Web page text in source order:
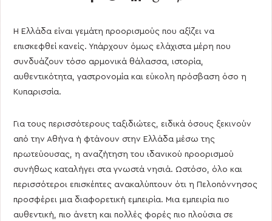
Η Ελλάδα είναι γεμάτη προορισμούς που αξίζει να
επισκεφθεί κανείς. Υπάρχουν όμως ελάχιστα μέρη που
συνδυάζουν τόσο αρμονικά θάλασσα, ιστορία,
αυθεντικότητα, γαστρονομία και εύκολη πρόσβαση όσο η
Κυπαρισσία.
Για τους περισσότερους ταξιδιώτες, ειδικά όσους ξεκινούν
από την Αθήνα ή φτάνουν στην Ελλάδα μέσω της
πρωτεύουσας, η αναζήτηση του ιδανικού προορισμού
συνήθως καταλήγει στα γνωστά νησιά. Ωστόσο, όλο και
περισσότεροι επισκέπτες ανακαλύπτουν ότι η Πελοπόννησος
προσφέρει μια διαφορετική εμπειρία. Μια εμπειρία πιο
αυθεντική, πιο άνετη και πολλές φορές πιο πλούσια σε